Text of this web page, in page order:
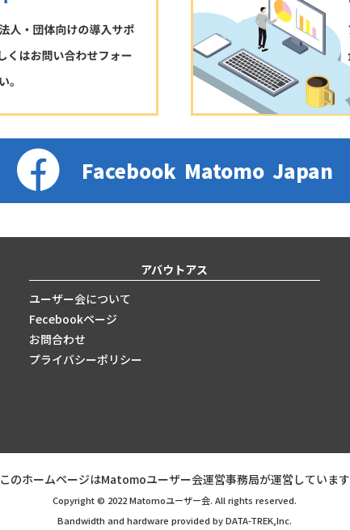
Facebook Matomo Japan
アバウトアス
ユーザー会について
Fecebookページ
お問合わせ
プライバシーポリシー
このホームページはMatomoユーザー会運営事務局が運営しています
Copyright © 2022 Matomoユーザー会. All rights reserved.
Bandwidth and hardware provided by DATA-TREK,Inc.